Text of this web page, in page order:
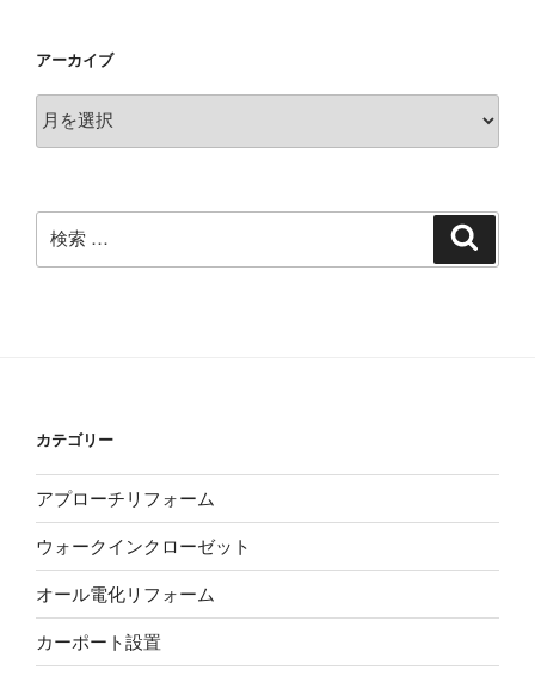
アーカイブ
ー
索:
カテゴリー
アプローチリフォーム
ウォークインクローゼット
オール電化リフォーム
カーポート設置